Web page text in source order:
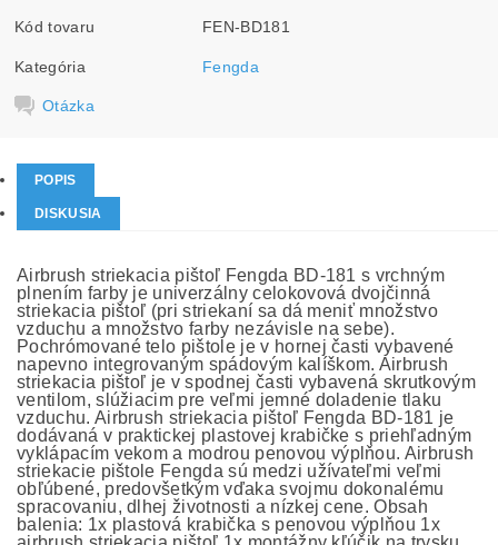
Kód tovaru FEN-BD181
Kategória Fengda
Otázka
POPIS
DISKUSIA
Airbrush striekacia pištoľ Fengda BD-181 s vrchným
plnením farby je univerzálny celokovová dvojčinná
striekacia pištoľ (pri striekaní sa dá meniť množstvo
vzduchu a množstvo farby nezávisle na sebe).
Pochrómované telo pištole je v hornej časti vybavené
napevno integrovaným spádovým kalíškom. Airbrush
striekacia pištoľ je v spodnej časti vybavená skrutkovým
ventilom, slúžiacim pre veľmi jemné doladenie tlaku
vzduchu. Airbrush striekacia pištoľ Fengda BD-181 je
dodávaná v praktickej plastovej krabičke s priehľadným
vyklápacím vekom a modrou penovou výplňou. Airbrush
striekacie pištole Fengda sú medzi užívateľmi veľmi
obľúbené, predovšetkým vďaka svojmu dokonalému
spracovaniu, dlhej životnosti a nízkej cene. Obsah
balenia: 1x plastová krabička s penovou výplňou 1x